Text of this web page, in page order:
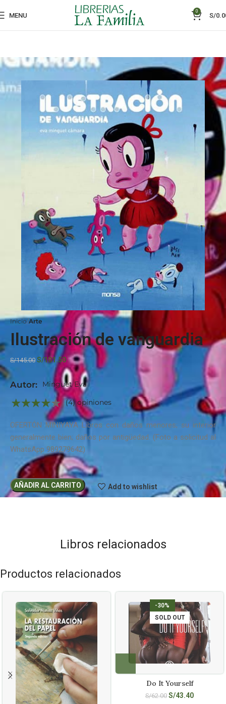
MENU
0
S/
Inicio Arte
Ilustración de vanguardia
S/145.00 S/101.50
Autor:
Minguet Eva
(4) opiniones
OFERTÓN MINIYAYA Libros con daños menores; su interior
generalmente bien; daños por antigüedad. (Foto a solicitud al
WhatsApp 989279642)
AÑADIR AL CARRITO Add to wishlist
Libros relacionados
Productos relacionados
-30%
SOLD OUT
Do It Yourself
S/62.00 S/43.40